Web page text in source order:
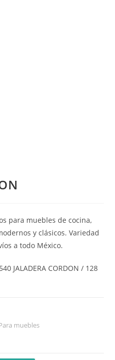
para muebles de cocina,
y clásicos. Variedad
a todo México.
JALADERA CORDON / 128
muebles